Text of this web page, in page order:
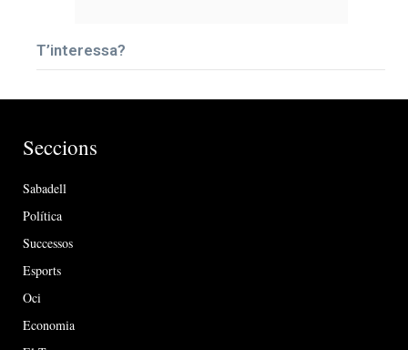
T’interessa?
Seccions
Sabadell
Política
Successos
Esports
Oci
Economia